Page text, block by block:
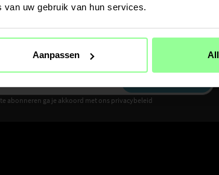
uw gebruik van hun services.
Aanpassen
10% korting op je eerste aankoop
abonneren ga je akkoord met ons privacybeleid